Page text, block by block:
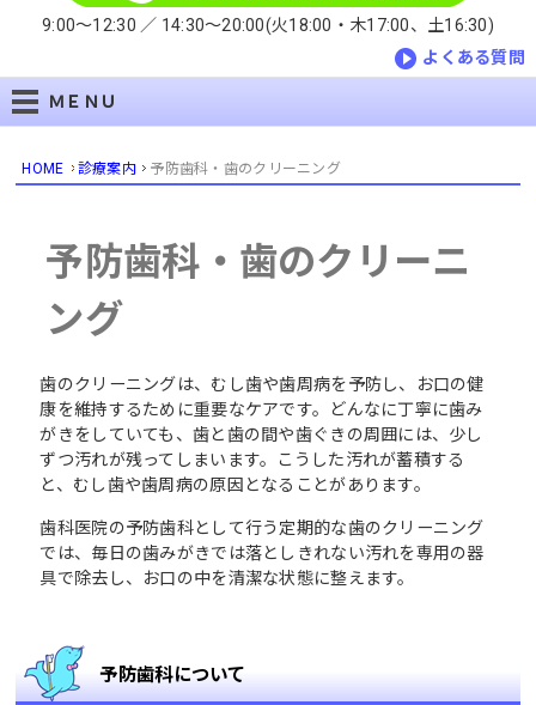
9:00～12:30 ／ 14:30～20:00(火18:00・木17:00、土16:30)
よくある質問
ＭＥＮＵ
HOME 診療案内 予防歯科・歯のクリーニング
予防歯科・歯のクリーニ
ング
歯のクリーニングは、むし歯や歯周病を予防し、お口の健
康を維持するために重要なケアです。どんなに丁寧に歯み
がきをしていても、歯と歯の間や歯ぐきの周囲には、少し
ずつ汚れが残ってしまいます。こうした汚れが蓄積する
と、むし歯や歯周病の原因となることがあります。
歯科医院の予防歯科として行う定期的な歯のクリーニング
では、毎日の歯みがきでは落としきれない汚れを専用の器
具で除去し、お口の中を清潔な状態に整えます。
予防歯科について